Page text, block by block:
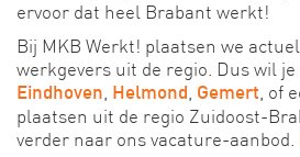
ervoor dat heel Brabant werkt!
Bij MKB Werkt! plaatsen we
werkgevers uit de regio. Dus wil
Eindhoven, Helmond, Gemert, of
plaatsen uit de regio Zuidoost-
verder naar ons vacature-aanbod.